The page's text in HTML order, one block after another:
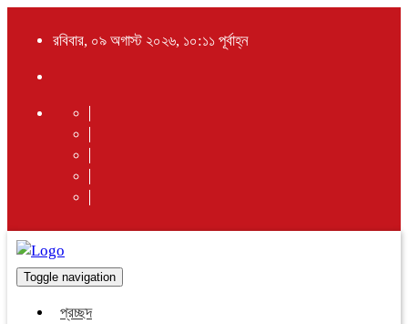
রবিবার, ০৯ অগাস্ট ২০২৬, ১০:১১ পূর্বাহ্ন
Toggle navigation
প্রচ্ছদ